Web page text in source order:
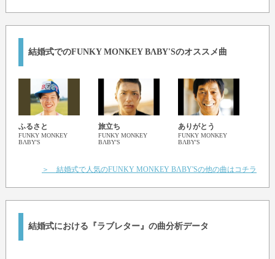
結婚式でのFUNKY MONKEY BΛBY'Sのオススメ曲
ふるさと
FUNKY MONKEY
BΛBY'S
旅立ち
FUNKY MONKEY
BΛBY'S
ありがとう
FUNKY MONKEY
BΛBY'S
＞ 結婚式で人気のFUNKY MONKEY BΛBY'Sの他の曲はコチラ
結婚式における『ラブレター』の曲分析データ